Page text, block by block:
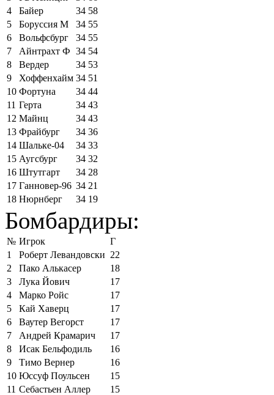
4
Байер 34 58
5
Боруссия М 34 55
6
Вольфсбург 34 55
7
Айнтрахт Ф 34 54
8
Вердер 34 53
9
Хоффенхайм 34 51
10 Фортуна 34 44
11 Герта 34 43
12 Майнц 34 43
13 Фрайбург 34 36
14 Шальке-04 34 33
15 Аугсбург 34 32
16 Штутгарт 34 28
17 Ганновер-96 34 21
18 Нюрнберг 34 19
Бомбардиры:
№ Игрок
Г
1
Роберт Левандовски 22
2
Пако Алькасер
18
3
Лука Йович
17
4
Марко Ройс
17
5
Кай Хаверц
17
6
Ваутер Вегорст
17
7
Андрей Крамарич
17
8
Исак Бельфодиль
16
9
Тимо Вернер
16
10 Юссуф Поульсен
15
11 Себастьен Аллер
15